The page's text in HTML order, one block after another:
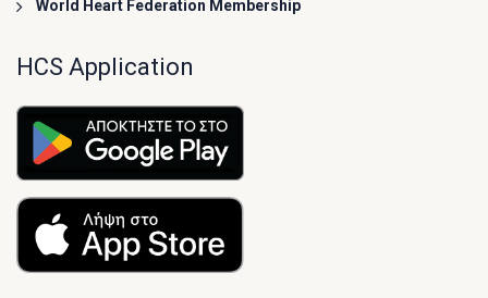
World Heart Federation Membership
HCS Application